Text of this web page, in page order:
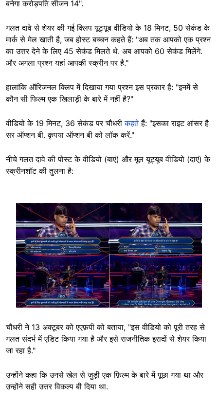
बनेगा करोड़पति सीजन 14".
गलत दावे से शेयर की गई क्लिप यूट्यूब वीडियो के 18 मिनट, 50 सेकंड के
मार्क से मेल खाती है, जब होस्ट बच्चन कहते हैं: "अब तक आपको एक प्रश्न
का उत्तर देने के लिए 45 सेकंड मिलते थे. अब आपको 60 सेकंड मिलेंगे.
और अगला प्रश्न यहां आपकी स्क्रीन पर है."
हालांकि ऑरिजनल क्लिप में दिखाया गया प्रश्न इस प्रकार है: "इनमें से
कौन सी फिल्म एक खिलाड़ी के बारे में नहीं है?"
वीडियो के 19 मिनट, 36 सेकंड पर चौधरीकहतेहैं: "इसका राइट आंसर है
सर ऑप्शन बी. कृपया ऑप्शन बी को लॉक करें."
नीचे गलत दावे की पोस्ट के वीडियो (बाएं) और मूल यूट्यूब वीडियो (दाएं) के
स्क्रीनशॉट की तुलना है:
Image
चौधरी ने 13 अक्टूबर को एएफ़पी को बताया, "इस वीडियो को पूरी तरह से
गलत संदर्भ में एडिट किया गया है और इसे राजनीतिक इरादों से शेयर किया
जा रहा है."
उन्होंने कहा कि उनसे खेल से जुड़ी एक फ़िल्म के बारे में पूछा गया था और
उन्होंने सही उत्तर विकल्प बी दिया था.